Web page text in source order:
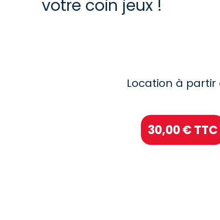
votre coin jeux !
Location à partir
30,00€ TTC